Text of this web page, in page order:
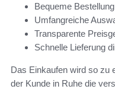
Bequeme
Umfangreiche
Transparente
Schnelle Lieferung
Das Einkaufen wird so zu
der Kunde in Ruhe die